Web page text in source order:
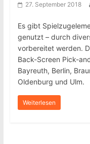
27. September 2018
Es gibt
genutzt – durch
vorbereitet werden.
Back-Screen Pick-
Bayreuth, Berlin,
Oldenburg und Ulm.
Weiterlesen